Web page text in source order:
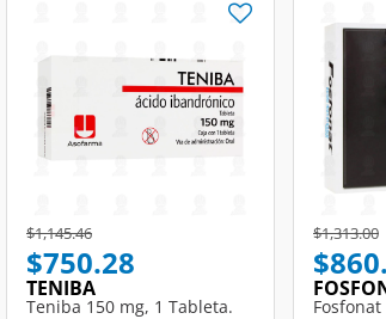
Price reduced from
$1,145.46to
$750.28
TENIBA
Teniba 150 mg, 1 Tableta.
Price
$1,313.00to